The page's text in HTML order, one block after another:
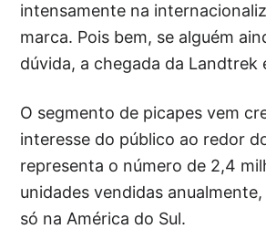
intensamente na
marca. Pois bem, se alguém
dúvida, a chegada da Landtrek
O segmento de picapes vem
interesse do público ao redor
representa o número de 2,4
unidades vendidas
só na América do Sul.